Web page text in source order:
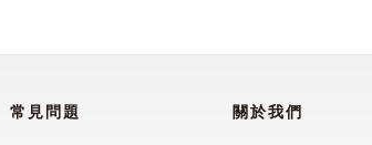
常見問題 關於我們